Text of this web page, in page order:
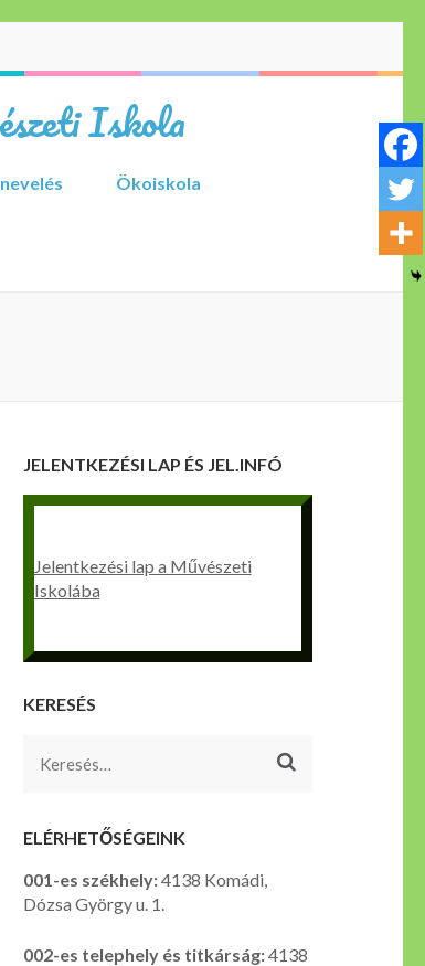
Iskola
Ökoiskola
JELENTKEZÉSI LAP ÉS JEL.INFÓ
Jelentkezési lap a Művészeti
Iskolába
KERESÉS
Keresés:
ELÉRHETŐSÉGEINK
001-es székhely:4138 Komádi,
Dózsa György u. 1.
002-es telephely és titkárság:4138